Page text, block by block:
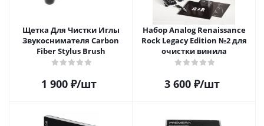
Щетка Для Чистки Иглы
Звукоснимателя Carbon
Fiber Stylus Brush
1 900₽/шт
Набор Analog Renaissance
Rock Legacy Edition №2 для
очистки винила
3 600₽/шт